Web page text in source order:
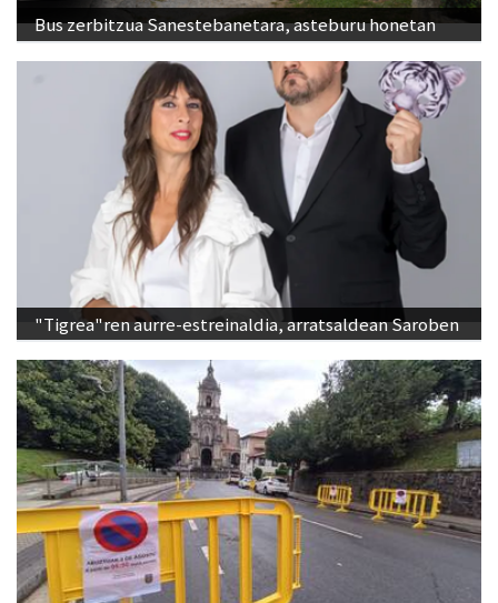
Bus zerbitzua Sanestebanetara, asteburu honetan
"Tigrea"ren aurre-estreinaldia, arratsaldean Saroben